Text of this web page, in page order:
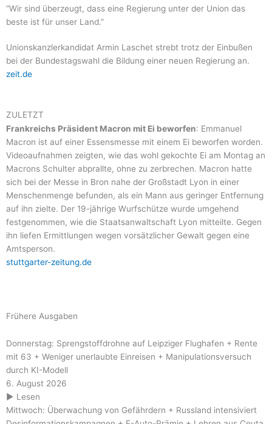
“Wir sind überzeugt, dass eine Regierung unter der Union das
beste ist für unser Land.”
Unionskanzlerkandidat Armin Laschet strebt trotz der Einbußen
bei der Bundestagswahl die Bildung einer neuen Regierung an.
zeit.de
ZULETZT
Frankreichs Präsident Macron mit Ei beworfen: Emmanuel
Macron ist auf einer Essensmesse mit einem Ei beworfen worden.
Videoaufnahmen zeigten, wie das wohl gekochte Ei am Montag an
Macrons Schulter abprallte, ohne zu zerbrechen. Macron hatte
sich bei der Messe in Bron nahe der Großstadt Lyon in einer
Menschenmenge befunden, als ein Mann aus geringer Entfernung
auf ihn zielte. Der 19-jährige Wurfschütze wurde umgehend
festgenommen, wie die Staatsanwaltschaft Lyon mitteilte. Gegen
ihn liefen Ermittlungen wegen vorsätzlicher Gewalt gegen eine
Amtsperson.
stuttgarter-zeitung.de
Frühere Ausgaben
Donnerstag: Sprengstoffdrohne auf Leipziger Flughafen + Rente
mit 63 + Weniger unerlaubte Einreisen + Manipulationsversuch
durch KI-Modell
6. August 2026
▶ Lesen
Mittwoch: Überwachung von Gefährdern + Russland intensiviert